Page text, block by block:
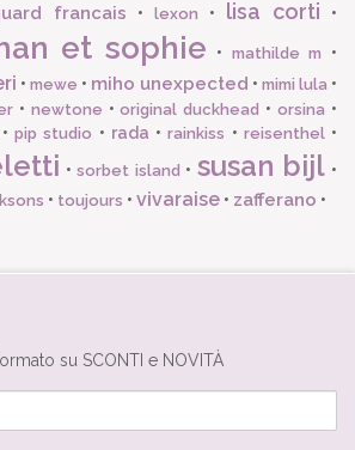
francais • lexon • lisa corti •
et sophie • mathilde m
•
• mewe • miho unexpected • mimi lula •
• newtone •original duckhead •orsina •
• pip studio • rada •rainkiss • reisenthel•
•sorbet island • susan bijl •
• toujours • vivaraise • zafferano •
su SCONTI e NOVITÀ